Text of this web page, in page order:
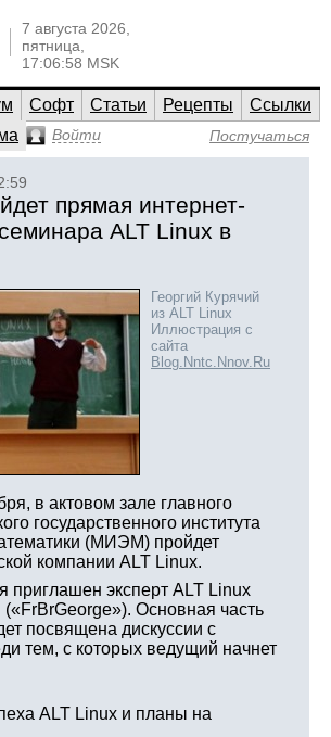
7 августа 2026,
пятница,
17:06:58 MSK
Софт Статьи Рецепты
Ссылки
Войти Постучаться
прямая интернет-
ALT Linux в
Георгий Курячий
из ALT Linux
Иллюстрация с
сайта
Blog.Nntc.Nnov.Ru
в актовом зале главного
государственного института
(МИЭМ) пройдет
компании ALT Linux.
приглашен эксперт ALT Linux
(«FrBrGeorge»). Основная часть
посвящена дискуссии с
тем, с которых ведущий начнет
ALT Linux и планы на